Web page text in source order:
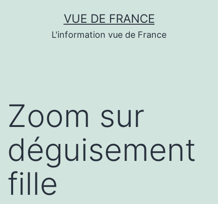
VUE DE FRANCE
L'information vue de France
Zoom sur
déguisement
fille